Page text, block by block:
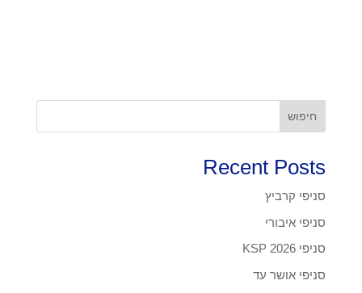
חיפוש
Recent Posts
סניפי קרביץ
סניפי איבורי
סניפי KSP 2026
סניפי אושר עד